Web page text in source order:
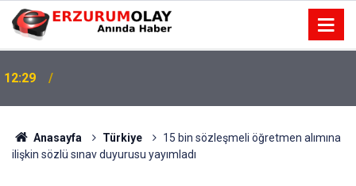
12:29
Anasayfa Türkiye
15 bin sözleşmeli öğretmen alımına
ilişkin sözlü sınav duyurusu yayımladı